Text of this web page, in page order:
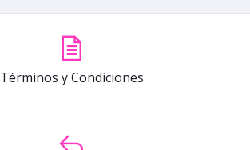
Términos y Condiciones